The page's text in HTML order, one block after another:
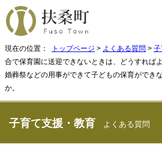
現在の位置： トップページ > よくある質問 >
合で保育園に送迎できないときは、どうすれば
婚葬祭などの用事ができて子どもの保育ができ
か。
子育て支援・教育 よくある質問